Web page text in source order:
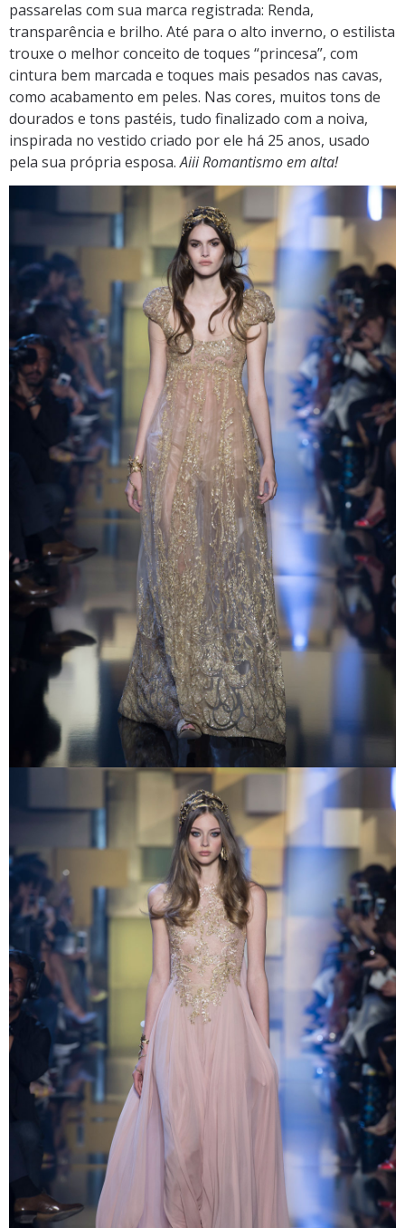
passarelas com sua marca registrada: Renda,
transparência e brilho. Até para o alto inverno, o estilista
trouxe o melhor conceito de toques “princesa”, com
cintura bem marcada e toques mais pesados nas cavas,
como acabamento em peles. Nas cores, muitos tons de
dourados e tons pastéis, tudo finalizado com a noiva,
inspirada no vestido criado por ele há 25 anos, usado
pela sua própria esposa.Aiii Romantismo em alta!